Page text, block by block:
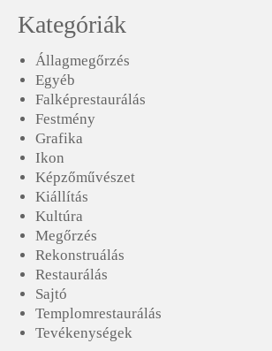
Kategóriák
Állagmegőrzés
Egyéb
Falképrestaurálás
Festmény
Grafika
Ikon
Képzőművészet
Kiállítás
Kultúra
Megőrzés
Rekonstruálás
Restaurálás
Sajtó
Templomrestaurálás
Tevékenységek